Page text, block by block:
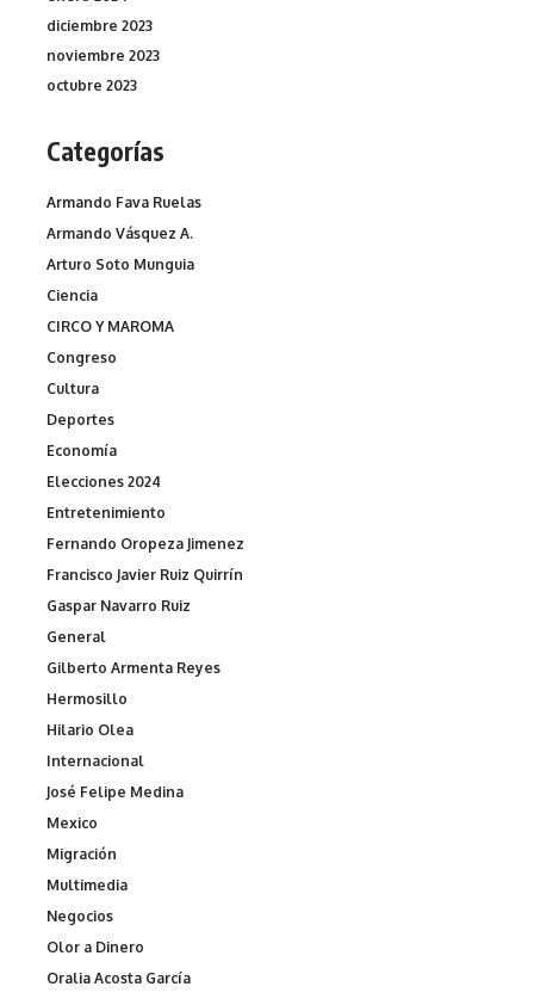
diciembre 2023
noviembre 2023
octubre 2023
Categorías
Armando Fava Ruelas
Armando Vásquez A.
Arturo Soto Munguia
Ciencia
CIRCO Y MAROMA
Congreso
Cultura
Deportes
Economía
Elecciones 2024
Entretenimiento
Fernando Oropeza Jimenez
Francisco Javier Ruiz Quirrín
Gaspar Navarro Ruiz
General
Gilberto Armenta Reyes
Hermosillo
Hilario Olea
Internacional
José Felipe Medina
Mexico
Migración
Multimedia
Negocios
Olor a Dinero
Oralia Acosta García